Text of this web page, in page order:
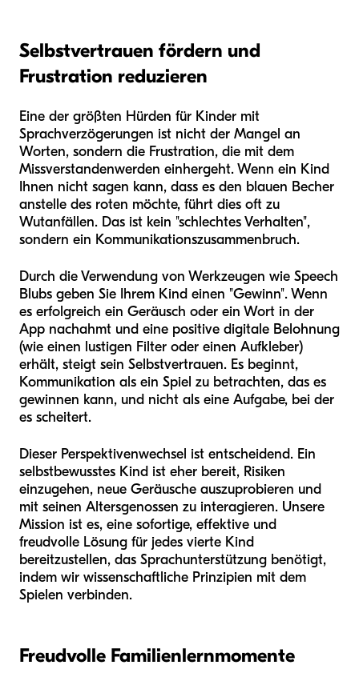
Selbstvertrauen fördern und
Frustration reduzieren
Eine der größten Hürden für Kinder mit
Sprachverzögerungen ist nicht der Mangel an
Worten, sondern die Frustration, die mit dem
Missverstandenwerden einhergeht. Wenn ein Kind
Ihnen nicht sagen kann, dass es den blauen Becher
anstelle des roten möchte, führt dies oft zu
Wutanfällen. Das ist kein "schlechtes Verhalten",
sondern ein Kommunikationszusammenbruch.
Durch die Verwendung von Werkzeugen wie Speech
Blubs geben Sie Ihrem Kind einen "Gewinn". Wenn
es erfolgreich ein Geräusch oder ein Wort in der
App nachahmt und eine positive digitale Belohnung
(wie einen lustigen Filter oder einen Aufkleber)
erhält, steigt sein Selbstvertrauen. Es beginnt,
Kommunikation als ein Spiel zu betrachten, das es
gewinnen kann, und nicht als eine Aufgabe, bei der
es scheitert.
Dieser Perspektivenwechsel ist entscheidend. Ein
selbstbewusstes Kind ist eher bereit, Risiken
einzugehen, neue Geräusche auszuprobieren und
mit seinen Altersgenossen zu interagieren. Unsere
Mission ist es, eine sofortige, effektive und
freudvolle Lösung für jedes vierte Kind
bereitzustellen, das Sprachunterstützung benötigt,
indem wir wissenschaftliche Prinzipien mit dem
Spielen verbinden.
Freudvolle Familienlernmomente